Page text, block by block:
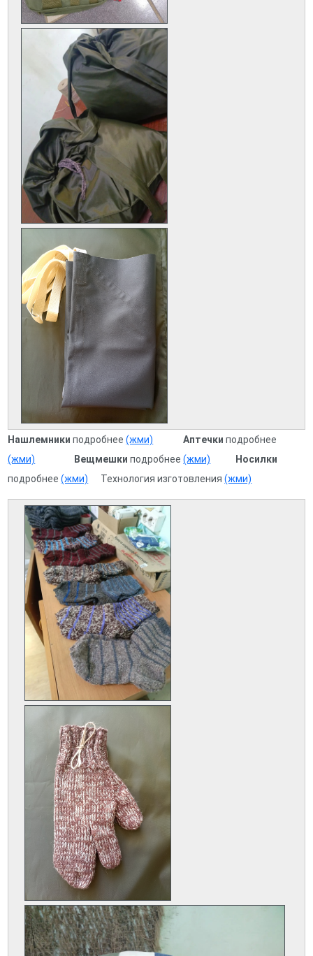
Нашлемники подробнее(жми) Аптечки подробнее
(жми)
Вещмешки подробнее(жми)
Носилки
подробнее(жми) Технологияизготовления(жми)